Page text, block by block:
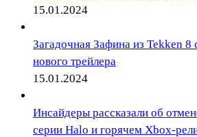
15.01.2024
Загадочная Зафина из Tekken 8
нового трейлера
15.01.2024
Инсайдеры рассказали об
серии Halo и горячем Xbox-